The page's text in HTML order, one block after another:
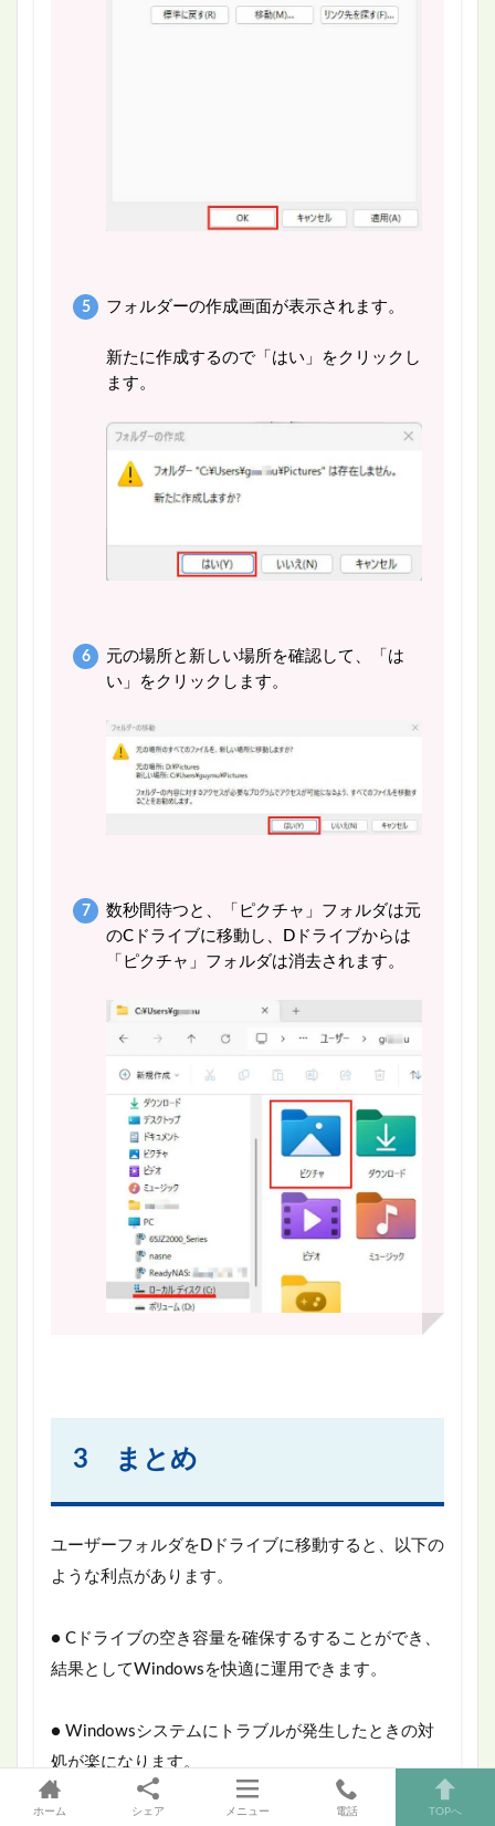
フォルダーの作成画面が表示されます。
新たに作成するので「はい」をクリックし
ます。
元の場所と新しい場所を確認して、「は
い」をクリックします。
数秒間待つと、「ピクチャ」フォルダは元
のCドライブに移動し、Dドライブからは
「ピクチャ」フォルダは消去されます。
3 まとめ
ユーザーフォルダをDドライブに移動すると、以下の
ような利点があります。
● Cドライブの空き容量を確保するすることができ、
結果としてWindowsを快適に運用できます。
● Windowsシステムにトラブルが発生したときの対
処が楽になります。
ホーム シェア メニュー 電話 TOPへ